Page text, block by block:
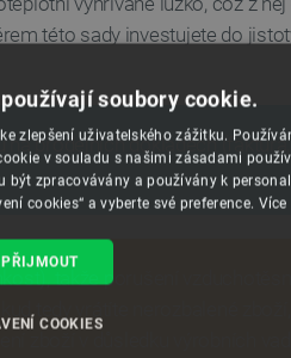
této sady investujete do
prodejních dokladech (faktura,
takže porušení
tedy vrátíte nerozbalené zboží,
zboží v důsledku výrobních vad
soubory cookie.
zlepšení uživatelského zážitku.
v souladu s našimi zásadami
být zpracovávány a používány k
cookies“ a vyberte své preference.
PŘIJMOUT
COOKIES